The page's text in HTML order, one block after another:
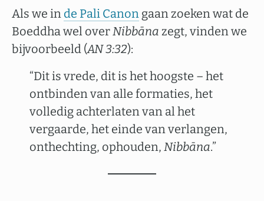
Als we in de Pali Canon gaan zoeken wat de
Boeddha wel overNibbāna zegt, vinden we
bijvoorbeeld (AN 3:32):
“Dit is vrede, dit is het hoogste – het
ontbinden van alle formaties, het
volledig achterlaten van al het
vergaarde, het einde van verlangen,
onthechting, ophouden, Nibbāna.”